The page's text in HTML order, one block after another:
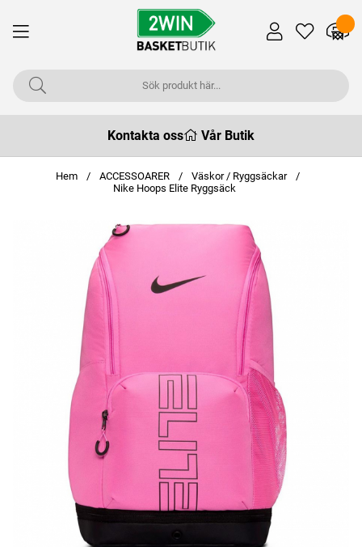
Kontakta oss Vår Butik
Hem ACCESSOARER
Väskor / Ryggsäckar
Nike Hoops Elite Ryggsäck